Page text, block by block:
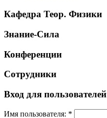
Кафедра Теор. Физики
Знание-Сила
Конференции
Сотрудники
Вход для пользователей
Имя пользователя: *